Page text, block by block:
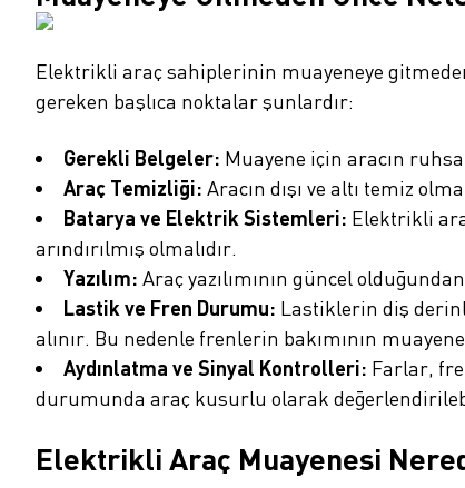
Elektrikli araç sahiplerinin muayeneye
gereken başlıca noktalar şunlardır:
Gerekli Belgeler: Muayene için aracın
Araç Temizliği: Aracın dışı ve altı temiz
Batarya ve Elektrik Sistemleri: Elektrikli
arındırılmış olmalıdır.
Yazılım: Araç yazılımının güncel
Lastik ve Fren Durumu: Lastiklerin diş
alınır. Bu nedenle frenlerin bakımının
Aydınlatma ve Sinyal Kontrolleri: Farlar,
durumunda araç kusurlu olarak
Elektrikli Araç Muayenesi